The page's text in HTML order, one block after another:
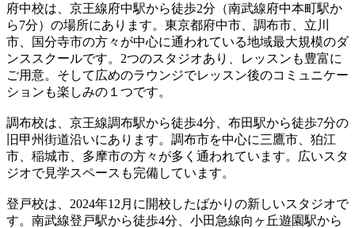
府中校は、京王線府中駅から徒歩2分（南武線府中本町駅か
ら7分）の場所にあります。東京都府中市、調布市、立川
市、国分寺市の方々が中心に通われている地域最大規模のダ
ンススクールです。2つのスタジオあり、レッスンも豊富に
ご用意。そして広めのラウンジでレッスン後のコミュニケー
ションも楽しみの１つです。
調布校は、京王線調布駅から徒歩4分、布田駅から徒歩7分の
旧甲州街道沿いにあります。調布市を中心に三鷹市、狛江
市、稲城市、多摩市の方々が多く通われています。広いスタ
ジオで見学スペースも完備しています。
登戸校は、2024年12月に開校したばかりの新しいスタジオで
す。南武線登戸駅から徒歩4分、小田急線向ヶ丘遊園駅から